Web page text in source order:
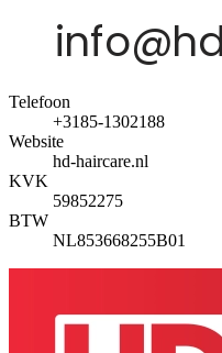
Telefoon
+3185-1302188
Website
hd-haircare.nl
KVK
59852275
BTW
NL853668255B01